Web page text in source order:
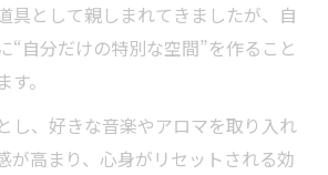
具として親しまれてきましたが、自
“自分だけの特別な空間”を作ること
。
し、好きな音楽やアロマを取り入れ
が高まり、心身がリセットされる効